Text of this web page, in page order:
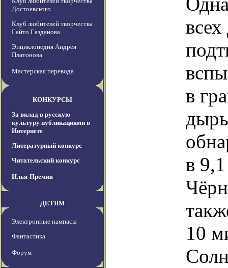
Достоевского
Клуб любителей творчества
Гайто Газданова
Энциклопедия Андрея
Платонова
Мастерская перевода
КОНКУРСЫ
За вклад в русскую
культуру публикациями в
Интернете
Литературный конкурс
Читательский конкурс
Илья-Премия
ДЕТЯМ
Электронные пампасы
Фантастика
Форум
в
в
10